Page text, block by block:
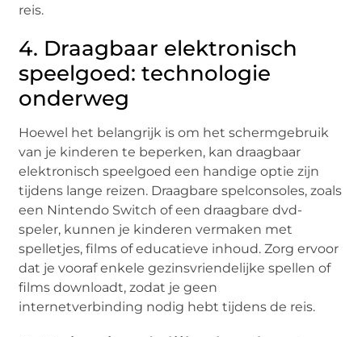
reis.
4. Draagbaar elektronisch
speelgoed: technologie
onderweg
Hoewel het belangrijk is om het schermgebruik
van je kinderen te beperken, kan draagbaar
elektronisch speelgoed een handige optie zijn
tijdens lange reizen. Draagbare spelconsoles, zoals
een Nintendo Switch of een draagbare dvd-
speler, kunnen je kinderen vermaken met
spelletjes, films of educatieve inhoud. Zorg ervoor
dat je vooraf enkele gezinsvriendelijke spellen of
films downloadt, zodat je geen
internetverbinding nodig hebt tijdens de reis.